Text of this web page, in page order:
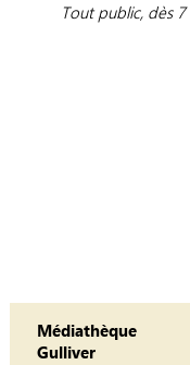
Tout public, dès 7
Médiathèque
Gulliver